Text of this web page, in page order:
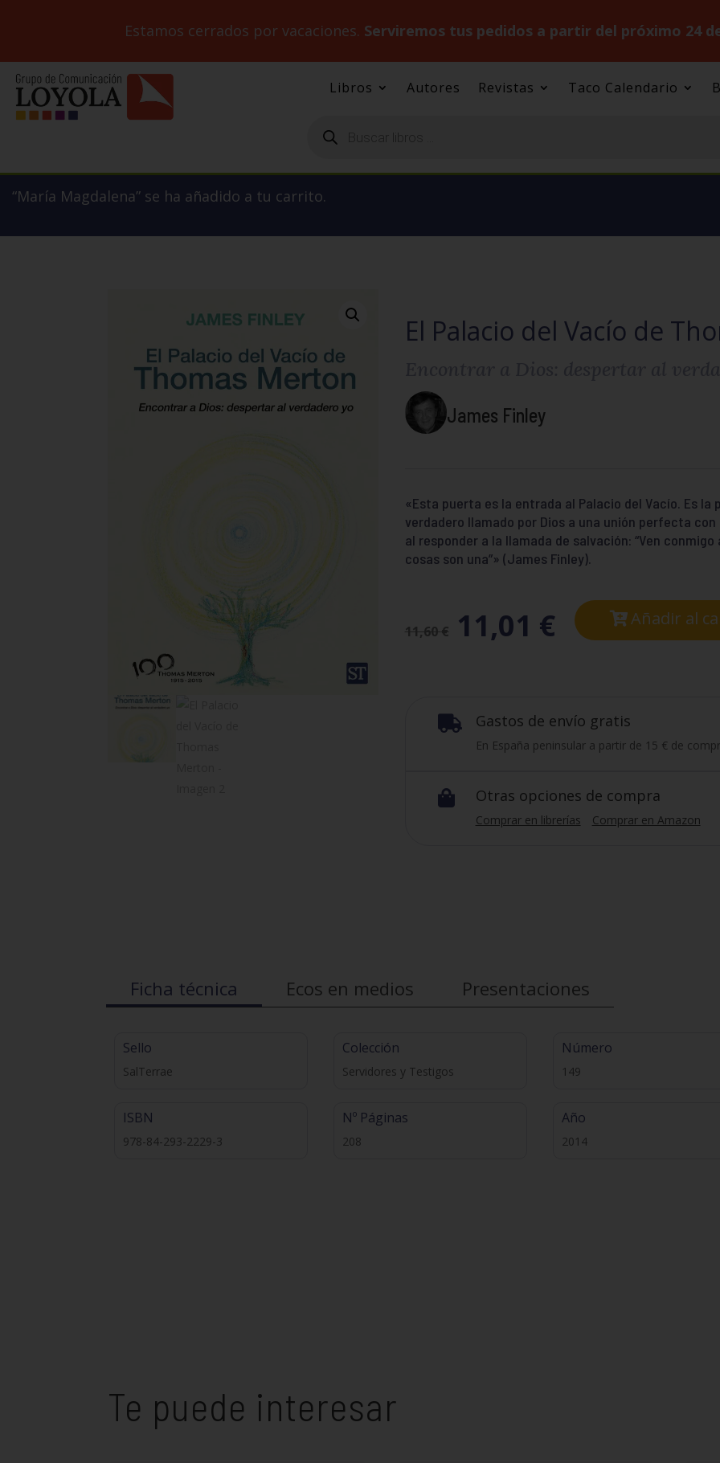
Estamos cerrados por vacaciones. Serviremos tus pedidos a partir del próximo 24
Libros Autores Revistas Taco Calendario
productos
“María Magdalena” se ha añadido a tu carrito.
El Palacio del Vacío de
James Finley
«Esta puerta es la entrada al Palacio del Vacío. Es la
verdadero llamado por Dios a una unión perfecta
al responder a la llamada de salvación: “Ven conmigo
cosas son una”» (James Finley).
11,60€ 11,01 € Añadir al
 Gastos de envío gratis
En España peninsular a partir de 15 € de
 Otras opciones de compra
Comprar en librerías Comprar en Amazon
Ficha técnica Ecos en medios Presentaciones
Sello
SalTerrae
ISBN
978-84-293-2229-3
Colección
Servidores y Testigos
Nº Páginas
208
Número
149
Año
2014
Te puede interesar